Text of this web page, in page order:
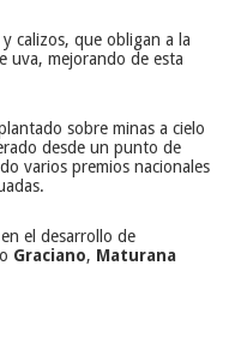
calizos, que obligan a la
uva, mejorando de esta
sobre minas a cielo
desde un punto de
varios premios nacionales
el desarrollo de
Graciano, Maturana